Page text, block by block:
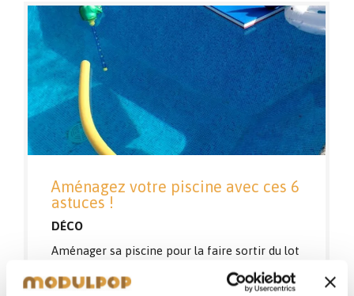
Aménagez votre piscine avec ces 6
astuces !
DÉCO
Aménager sa piscine pour la faire sortir du lot
astuces pour donner lui une…